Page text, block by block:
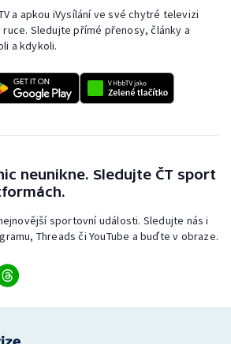
a apkou iVysílání ve své chytré televizi
Sledujte přímé přenosy, články a
a kdykoli.
neunikne. Sledujte ČT sport
sportovní události. Sledujte nás i
Threads či YouTube a buďte v obraze.